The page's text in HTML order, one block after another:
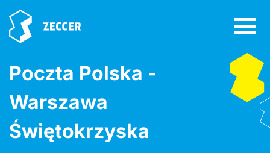
Poczta Polska -
Warszawa
Świętokrzyska